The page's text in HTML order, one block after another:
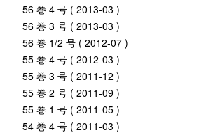
56 巻 4 号 ( 2013-03 )
56 巻 3 号 ( 2013-03 )
56 巻 1/2 号 ( 2012-07 )
55 巻 4 号 ( 2012-03 )
55 巻 3 号 ( 2011-12 )
55 巻 2 号 ( 2011-09 )
55 巻 1 号 ( 2011-05 )
54 巻 4 号 ( 2011-03 )